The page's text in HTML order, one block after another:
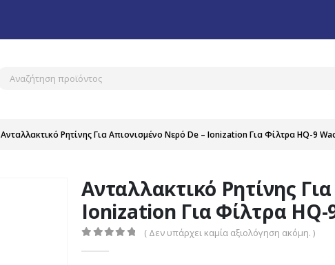
Ανταλλακτικό Ρητίνης Για Απιονισμένο Νερό De – Ionization Για Φίλτρα HQ-9
Ανταλλακτικό Ρητίνης
Ionization Για Φίλτρα HQ-
( Δεν υπάρχει καμία αξιολόγηση ακόμη. )